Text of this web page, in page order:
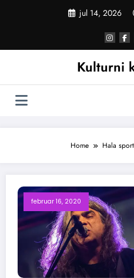
jul 14, 2026
Kulturni
Home Hala
februar 16, 2020